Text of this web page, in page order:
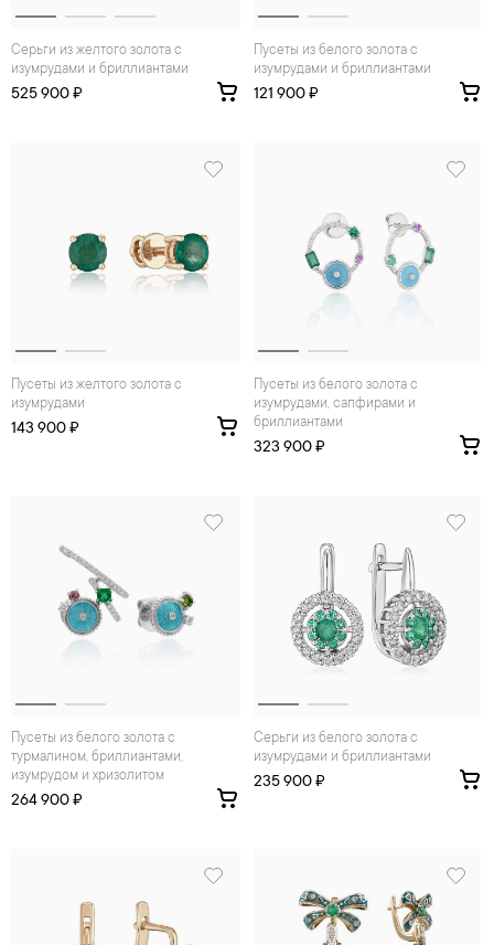
Серьги из желтого золота с
изумрудами и бриллиантами
525 900 ₽
Пусеты из белого золота с
изумрудами и бриллиантами
121 900 ₽
Пусеты из желтого золота с
изумрудами
143 900 ₽
Пусеты из белого золота с
изумрудами, сапфирами и
бриллиантами
323 900 ₽
Пусеты из белого золота с
турмалином, бриллиантами,
изумрудом и хризолитом
264 900 ₽
Серьги из белого золота с
изумрудами и бриллиантами
235 900 ₽